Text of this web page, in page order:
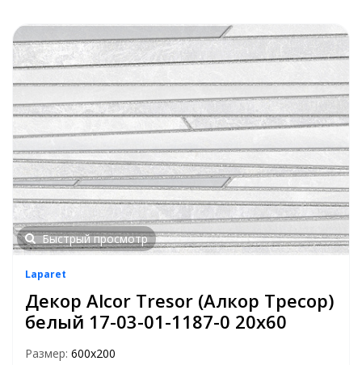
Быстрый просмотр
Laparet
Декор Alcor Tresor (Алкор Тресор)
белый 17-03-01-1187-0 20х60
Размер: 600х200